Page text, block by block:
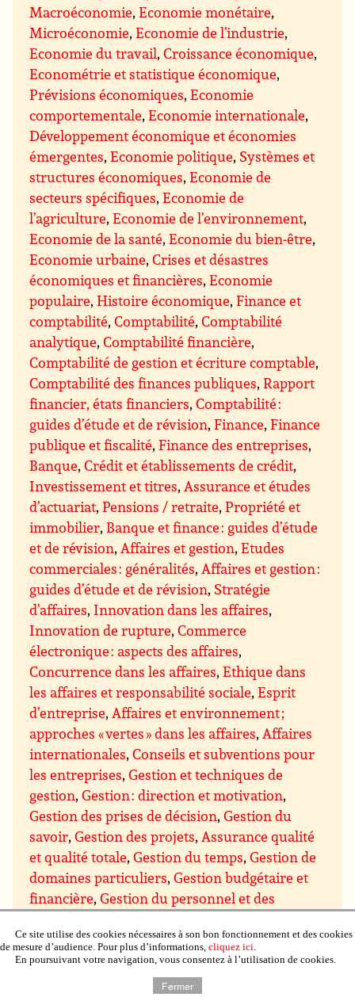
Macroéconomie,Economie monétaire,
Microéconomie,Economie de l’industrie,
Economie du travail,Croissance économique,
Econométrie et statistique économique,
Prévisions économiques,Economie
comportementale,Economie internationale,
Développement économique et économies
émergentes,Economie politique, Systèmes et
structures économiques,Economie de
secteurs spécifiques,Economie de
l’agriculture,Economie de l’environnement,
Economie de la santé,Economie du bien-être,
Economie urbaine,Crises et désastres
économiques et financières,Economie
populaire,Histoire économique,Finance et
comptabilité,Comptabilité,Comptabilité
analytique,Comptabilité financière,
Comptabilité de gestion et écriture comptable,
Comptabilité des finances publiques,Rapport
financier, états financiers,Comptabilité :
guides d’étude et de révision,Finance,Finance
publique et fiscalité,Finance des entreprises,
Banque,Crédit et établissements de crédit,
Investissement et titres,Assurance et études
d’actuariat,Pensions / retraite,Propriété et
immobilier, Banque et finance : guides d’étude
et de révision,Affaires et gestion,Etudes
commerciales : généralités,Affaires et gestion :
guides d’étude et de révision, Stratégie
d’affaires, Innovation dans les affaires,
Innovation de rupture,Commerce
électronique : aspects des affaires,
Concurrence dans les affaires,Ethique dans
les affaires et responsabilité sociale,Esprit
d’entreprise,Affaires et environnement ;
approches « vertes » dans les affaires,Affaires
internationales,Conseils et subventions pour
les entreprises,Gestion et techniques de
gestion,Gestion : direction et motivation,
Gestion des prises de décision,Gestion du
savoir,Gestion des projets,Assurance qualité
et qualité totale,Gestion du temps,Gestion de
domaines particuliers,Gestion budgétaire et
financière,Gestion du personnel et des
de la propriété et du matériel,Gestion de la
production et du contrôle qualité,Gestion de
recherche et développement (R & D)
Ce site utilise des cookies nécessaires à son bon fonctionnement et des cookies
de mesure d’audience. Pour plus d’informations, cliquez ici.
En poursuivant votre navigation, vous consentez à l’utilisation de cookies.
Fermer